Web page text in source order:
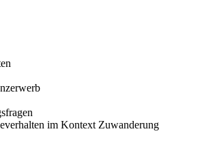
im Kontext Zuwanderung